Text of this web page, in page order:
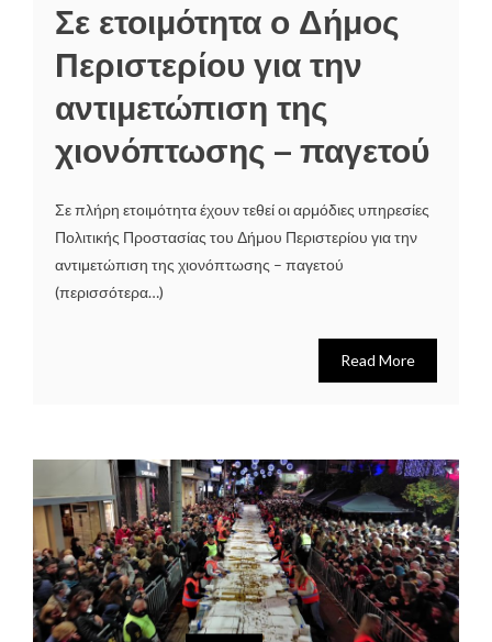
Σε ετοιμότητα ο Δήμος
Περιστερίου για την
αντιμετώπιση της
χιονόπτωσης – παγετού
Σε πλήρη ετοιμότητα έχουν τεθεί οι αρμόδιες υπηρεσίες
Πολιτικής Προστασίας του Δήμου Περιστερίου για την
αντιμετώπιση της χιονόπτωσης – παγετού
(περισσότερα…)
Read More